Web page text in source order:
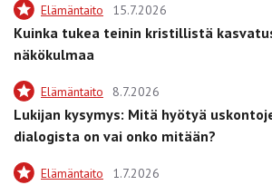
Elämäntaito 15.7.2026
Kuinka tukea teinin kristillistä
näkökulmaa
Elämäntaito 8.7.2026
Lukijan kysymys: Mitä hyötyä
dialogista on vai onko mitään?
Elämäntaito 1.7.2026